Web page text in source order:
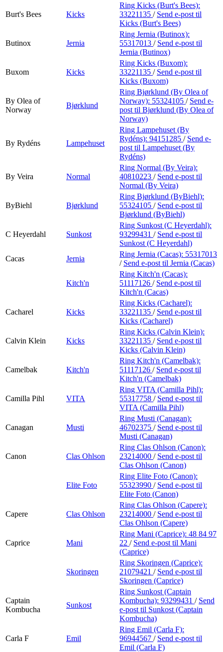
Burt's Bees Kicks
Ring Kicks (Burt's Bees):
33221135 / Send e-post til
Kicks (Burt's Bees)
Butinox Jernia
Ring Jernia (Butinox):
55317013 / Send e-post til
Jernia (Butinox)
Buxom Kicks
Ring Kicks (Buxom):
33221135 / Send e-post til
Kicks (Buxom)
By Olea of
Norway
Bjørklund
Ring Bjørklund (By Olea of
Norway): 55324105 / Send e-
post til Bjørklund (By Olea of
Norway)
By Rydéns Lampehuset
Ring Lampehuset (By
Rydéns): 94151285 / Send e-
post til Lampehuset (By
Rydéns)
By Veira Normal
Ring Normal (By Veira):
40810223 / Send e-post til
Normal (By Veira)
ByBiehl Bjørklund
Ring Bjørklund (ByBiehl):
55324105 / Send e-post til
Bjørklund (ByBiehl)
C Heyerdahl Sunkost
Ring Sunkost (C Heyerdahl):
93299431 / Send e-post til
Sunkost (C Heyerdahl)
Cacas
Jernia
Ring Jernia (Cacas): 55317013
/ Send e-post til Jernia (Cacas)
Kitch'n
Ring Kitch'n (Cacas):
51117126 / Send e-post til
Kitch'n (Cacas)
Cacharel Kicks
Ring Kicks (Cacharel):
33221135 / Send e-post til
Kicks (Cacharel)
Calvin Klein Kicks
Ring Kicks (Calvin Klein):
33221135 / Send e-post til
Kicks (Calvin Klein)
Camelbak Kitch'n
Ring Kitch'n (Camelbak):
51117126 / Send e-post til
Kitch'n (Camelbak)
Camilla Pihl VITA
Ring VITA (Camilla Pihl):
55317758 / Send e-post til
VITA (Camilla Pihl)
Canagan Musti
Ring Musti (Canagan):
46702375 / Send e-post til
Musti (Canagan)
Canon Clas Ohlson
Ring Clas Ohlson (Canon):
23214000 / Send e-post til
Clas Ohlson (Canon)
Elite Foto
Ring Elite Foto (Canon):
55323990 / Send e-post til
Elite Foto (Canon)
Capere Clas Ohlson
Ring Clas Ohlson (Capere):
23214000 / Send e-post til
Clas Ohlson (Capere)
Caprice Mani
Ring Mani (Caprice): 48 84 97
22 / Send e-post til Mani
(Caprice)
Skoringen
Ring Skoringen (Caprice):
21079421 / Send e-post til
Skoringen (Caprice)
Captain
Kombucha
Sunkost
Ring Sunkost (Captain
Kombucha): 93299431 / Send
e-post til Sunkost (Captain
Kombucha)
Carla F Emil
Ring Emil (Carla F):
96944567 / Send e-post til
Emil (Carla F)